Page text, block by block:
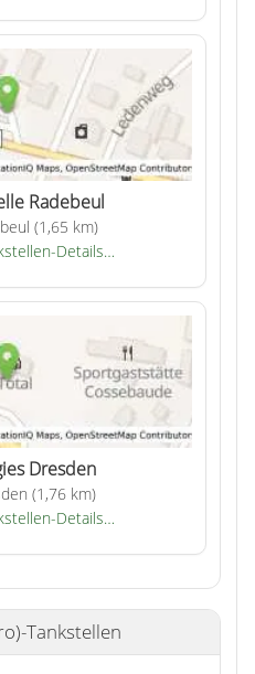
Radebeul
(1,65 km)
Details…
Dresden
(1,76 km)
Details…
Tankstellen